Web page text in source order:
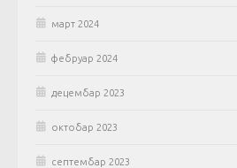
март 2024
фебруар 2024
децембар 2023
октобар 2023
септембар 2023